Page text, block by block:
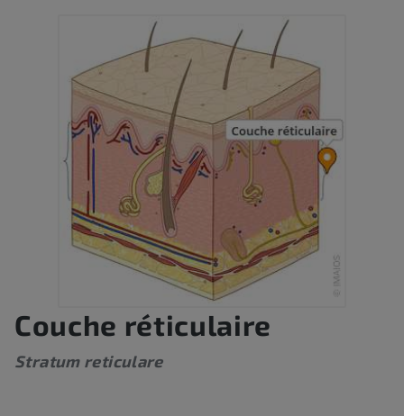
Couche réticulaire
Stratum reticulare